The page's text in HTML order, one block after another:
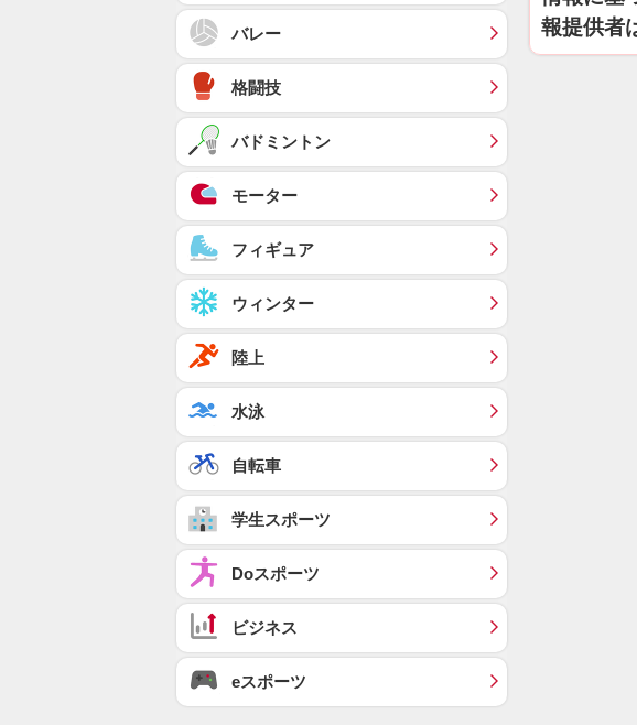
報提供者
バレー
格闘技
バドミントン
モーター
フィギュア
ウィンター
陸上
水泳
自転車
学生スポーツ
Doスポーツ
ビジネス
eスポーツ